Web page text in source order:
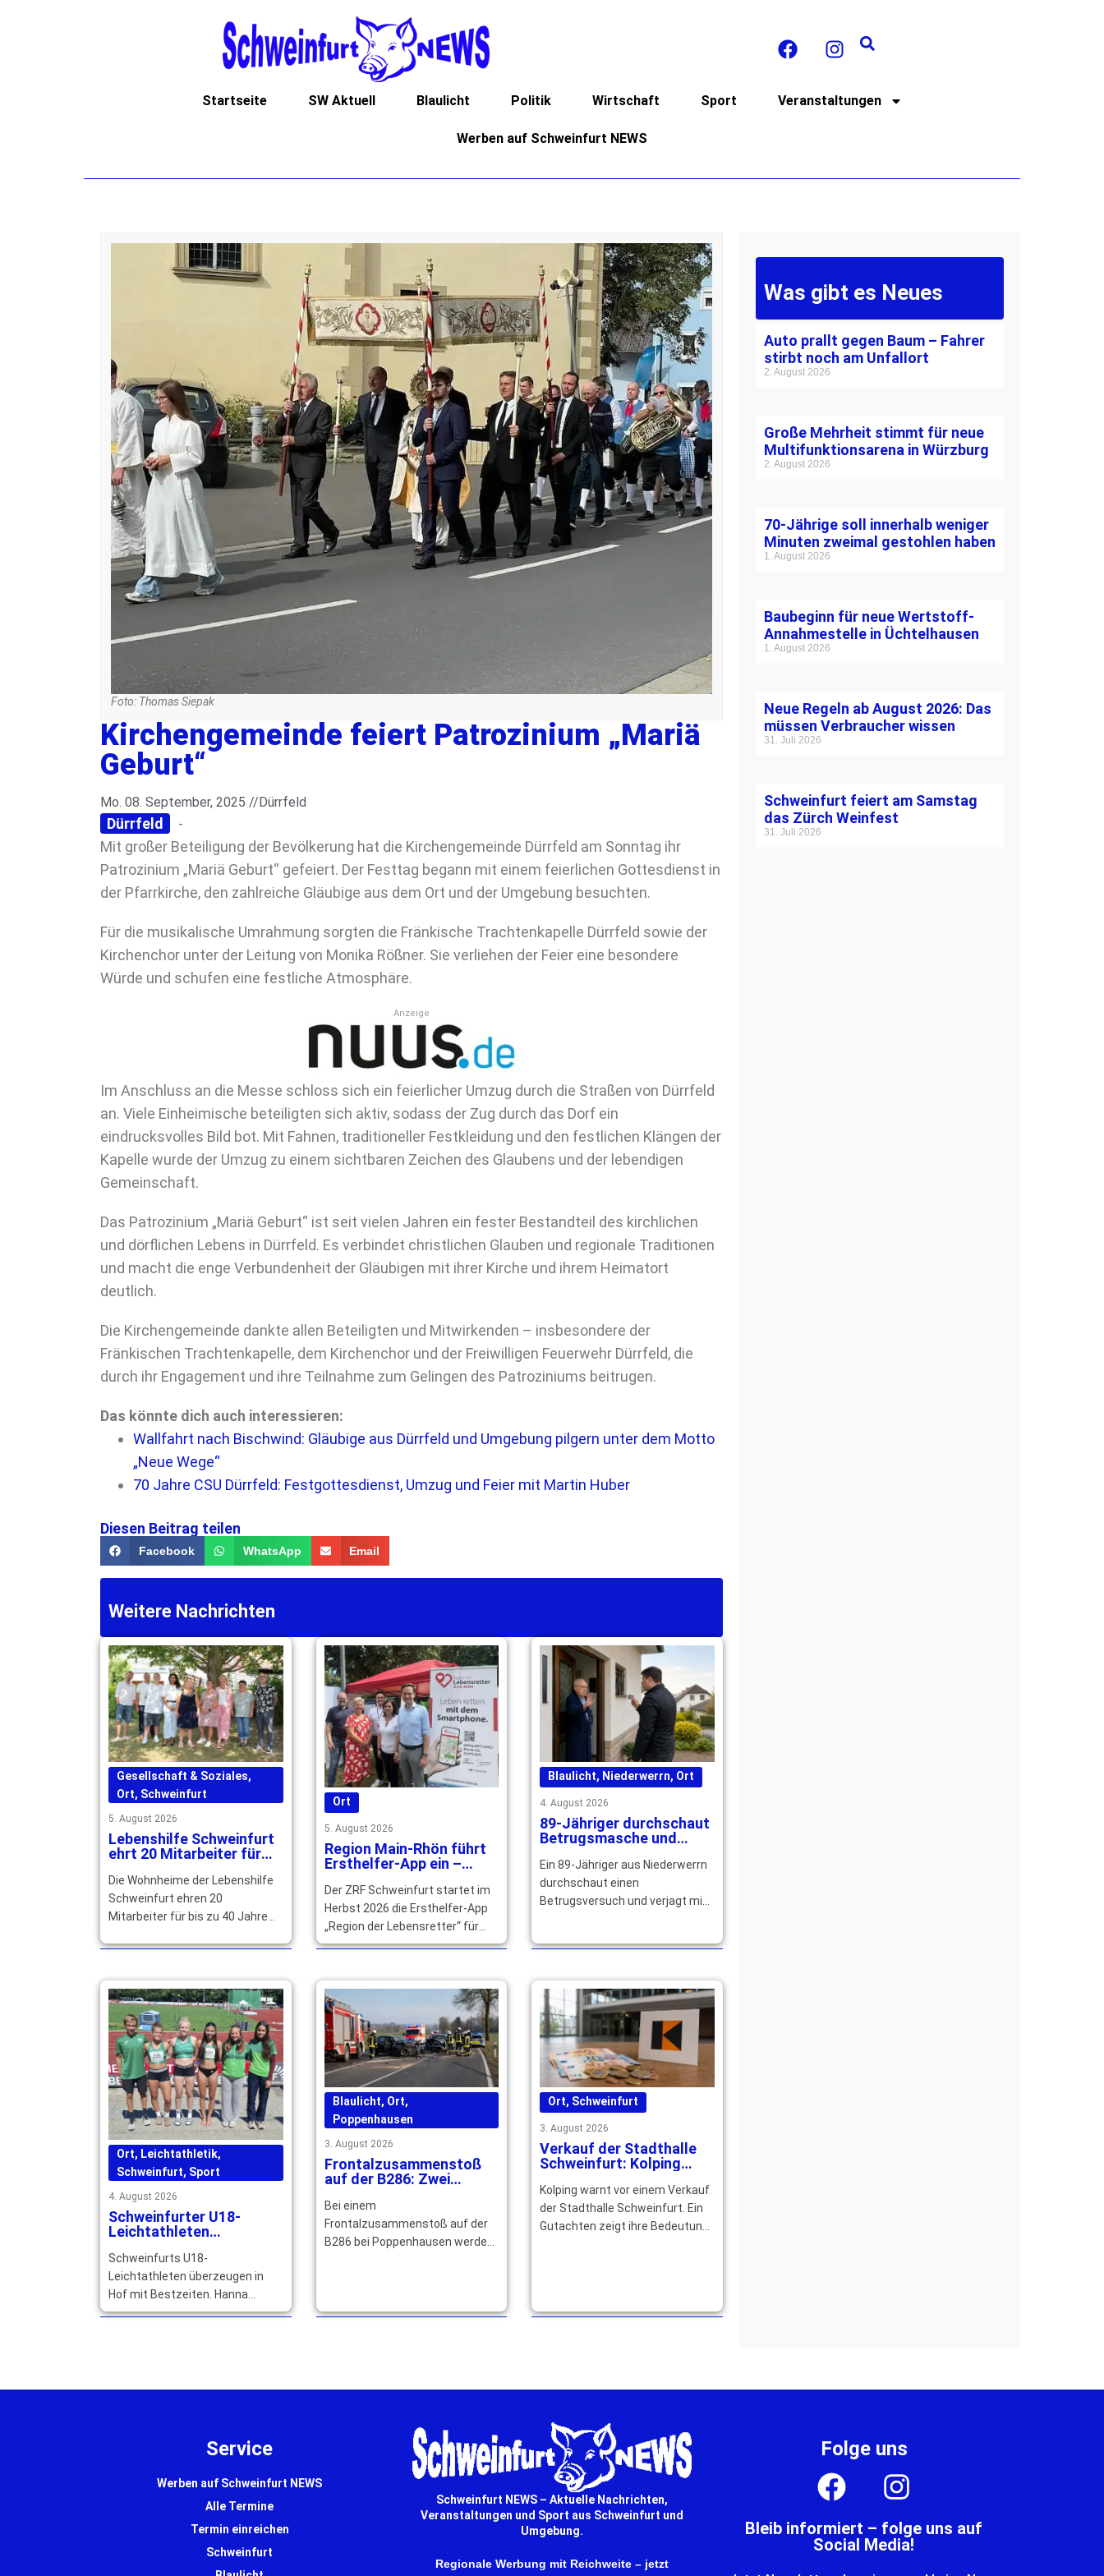
Startseite SW Aktuell Blaulicht Politik Wirtschaft Sport Veranstaltungen
Werben auf Schweinfurt NEWS
Foto: Thomas Siepak
Kirchengemeinde feiert Patrozinium „Mariä
Geburt“
Mo. 08. September, 2025 //Dürrfeld
Dürrfeld
-
Mit großer Beteiligung der Bevölkerung hat die Kirchengemeinde Dürrfeld am Sonntag ihr
Patrozinium „Mariä Geburt“ gefeiert. Der Festtag begann mit einem feierlichen Gottesdienst in
der Pfarrkirche, den zahlreiche Gläubige aus dem Ort und der Umgebung besuchten.
Für die musikalische Umrahmung sorgten die Fränkische Trachtenkapelle Dürrfeld sowie der
Kirchenchor unter der Leitung von Monika Rößner. Sie verliehen der Feier eine besondere
Würde und schufen eine festliche Atmosphäre.
Anzeige
Im Anschluss an die Messe schloss sich ein feierlicher Umzug durch die Straßen von Dürrfeld
an. Viele Einheimische beteiligten sich aktiv, sodass der Zug durch das Dorf ein
eindrucksvolles Bild bot. Mit Fahnen, traditioneller Festkleidung und den festlichen Klängen der
Kapelle wurde der Umzug zu einem sichtbaren Zeichen des Glaubens und der lebendigen
Gemeinschaft.
Das Patrozinium „Mariä Geburt“ ist seit vielen Jahren ein fester Bestandteil des kirchlichen
und dörflichen Lebens in Dürrfeld. Es verbindet christlichen Glauben und regionale Traditionen
und macht die enge Verbundenheit der Gläubigen mit ihrer Kirche und ihrem Heimatort
deutlich.
Die Kirchengemeinde dankte allen Beteiligten und Mitwirkenden – insbesondere der
Fränkischen Trachtenkapelle, dem Kirchenchor und der Freiwilligen Feuerwehr Dürrfeld, die
durch ihr Engagement und ihre Teilnahme zum Gelingen des Patroziniums beitrugen.
Das könnte dich auch interessieren:
Wallfahrt nach Bischwind: Gläubige aus Dürrfeld und Umgebung pilgern unter dem Motto
„Neue Wege“
70 Jahre CSU Dürrfeld: Festgottesdienst, Umzug und Feier mit Martin Huber
Diesen Beitrag teilen
Facebook WhatsApp Email
Weitere Nachrichten
Gesellschaft & Soziales,
Ort, Schweinfurt
5. August 2026
Lebenshilfe Schweinfurt
ehrt 20 Mitarbeiter für
Die Wohnheime der Lebenshilfe
Schweinfurt ehren 20
Mitarbeiter für bis zu 40 Jahre
würdigen ihr langjähriges großes
Ort
5. August 2026
Region Main-Rhön führt
Ersthelfer-App ein –
gesucht
Der ZRF Schweinfurt startet im
Herbst 2026 die Ersthelfer-App
„Region der Lebensretter“ für
Main-Rhön. Qualifizierte Helfer
mehr
Blaulicht, Niederwerrn, Ort
4. August 2026
89-Jähriger durchschaut
Betrugsmasche und
Polizeibeamten
Ein 89-Jähriger aus Niederwerrn
durchschaut einen
Betrugsversuch und verjagt mit
Ort, Leichtathletik,
Schweinfurt, Sport
4. August 2026
Schweinfurter U18-
Leichtathleten
Bestzeiten und starken
Platzierungen
Schweinfurts U18-
Leichtathleten überzeugen in
Hof mit Bestzeiten. Hanna
Hümmer startet erfolgreich mit
Blaulicht, Ort,
Poppenhausen
3. August 2026
Frontalzusammenstoß
auf der B286: Zwei
schwerverletzt Kind drei
Jahre leichtverletzt
Bei einem
Frontalzusammenstoß auf der
B286 bei Poppenhausen werden
Ort, Schweinfurt
3. August 2026
Verkauf der Stadthalle
Schweinfurt: Kolping
Kolping warnt vor einem Verkauf
der Stadthalle Schweinfurt. Ein
Gutachten zeigt ihre Bedeutung
Was gibt es Neues
Auto prallt gegen Baum – Fahrer
stirbt noch am Unfallort
2. August 2026
Große Mehrheit stimmt für neue
Multifunktionsarena in Würzburg
2. August 2026
70-Jährige soll innerhalb weniger
Minuten zweimal gestohlen haben
1. August 2026
Baubeginn für neue Wertstoff-
Annahmestelle in Üchtelhausen
1. August 2026
Neue Regeln ab August 2026: Das
müssen Verbraucher wissen
31. Juli 2026
Schweinfurt feiert am Samstag
das Zürch Weinfest
31. Juli 2026
Service
Werben auf Schweinfurt NEWS
Alle Termine
Termin einreichen
Schweinfurt
Schweinfurt NEWS – Aktuelle Nachrichten,
Veranstaltungen und Sport aus Schweinfurt und
Umgebung.
Regionale Werbung mit Reichweite – jetzt
Folge uns
Bleib informiert – folge uns auf
Social Media!